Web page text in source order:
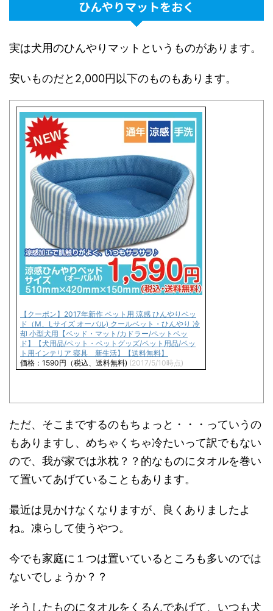
ひんやりマットをおく
実は犬用のひんやりマットというものがあります。
安いものだと2,000円以下のものもあります。
【クーポン】2017年新作 ペット用 涼感 ひんやりベッ
ド（M、Lサイズ オーバル) クールベット・ひんやり 冷
却 小型犬用【ベッド・マット/カドラー/ペットベッ
ド】【犬用品/ペット・ペットグッズ/ペット用品/ペッ
ト用インテリア 寝具 新生活】【送料無料】
価格：1590円（税込、送料無料) (2017/5/10時点)
ただ、そこまでするのもちょっと・・・っていうの
もありますし、めちゃくちゃ冷たいって訳でもない
ので、我が家では氷枕？？的なものにタオルを巻い
て置いてあげていることもあります。
最近は見かけなくなりますが、良くありましたよ
ね。凍らして使うやつ。
今でも家庭に１つは置いているところも多いのでは
ないでしょうか？？
そうしたものにタオルをくるんであげて、いつも犬